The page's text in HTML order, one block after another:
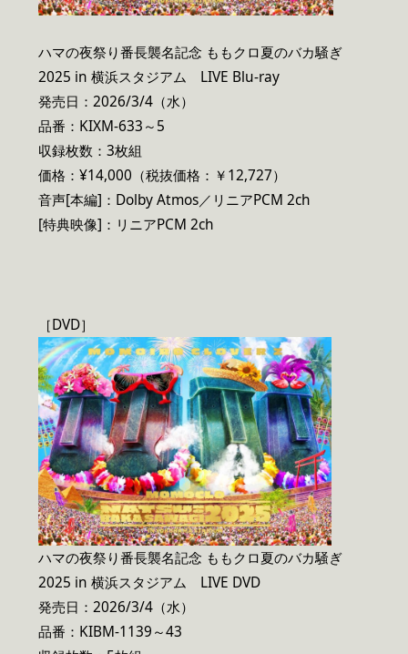
ハマの夜祭り番長襲名記念 ももクロ夏のバカ騒ぎ
2025 in 横浜スタジアム LIVE Blu-ray
発売日：2026/3/4（水）
品番：KIXM-633～5
収録枚数：3枚組
価格：¥14,000（税抜価格：￥12,727）
音声[本編]：Dolby Atmos／リニアPCM 2ch
[特典映像]：リニアPCM 2ch
［DVD］
ハマの夜祭り番長襲名記念 ももクロ夏のバカ騒ぎ
2025 in 横浜スタジアム LIVE DVD
発売日：2026/3/4（水）
品番：KIBM-1139～43